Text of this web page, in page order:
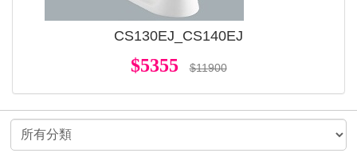
CS130EJ_CS140EJ
$5355 $11900